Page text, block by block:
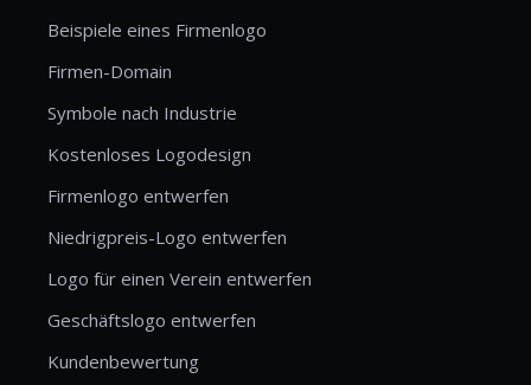
Beispiele eines Firmenlogo
Firmen-Domain
Symbole nach Industrie
Kostenloses Logodesign
Firmenlogo entwerfen
Niedrigpreis-Logo entwerfen
Logo für einen Verein entwerfen
Geschäftslogo entwerfen
Kundenbewertung